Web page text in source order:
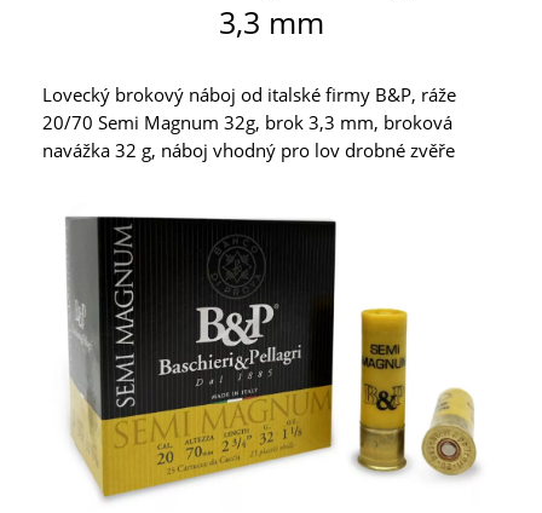
3,3 mm
Lovecký brokový náboj od italské firmy B&P, ráže
20/70 Semi Magnum 32g, brok 3,3 mm, broková
navážka 32 g, náboj vhodný pro lov drobné zvěře